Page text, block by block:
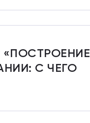
«ПОСТРОЕНИЕ
С ЧЕГО